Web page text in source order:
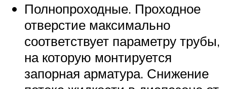
Полнопроходные. Проходное
отверстие максимально
соответствует параметру трубы,
на которую монтируется
запорная арматура. Снижение